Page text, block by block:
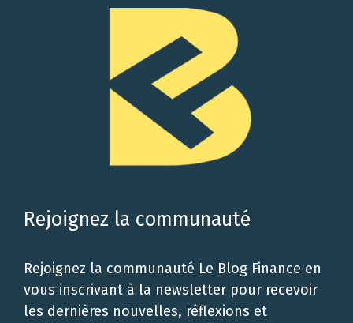
Rejoignez la communauté
Rejoignez la communauté Le Blog Finance en
vous inscrivant à la newsletter pour recevoir
les dernières nouvelles, réflexions et